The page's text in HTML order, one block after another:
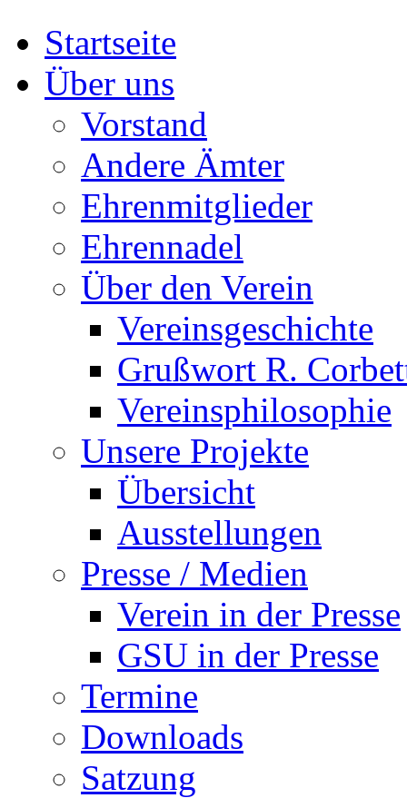
Startseite
Über uns
Vorstand
Andere Ämter
Ehrenmitglieder
Ehrennadel
Über den Verein
Vereinsgeschichte
Grußwort R.
Vereinsphilosophie
Unsere Projekte
Übersicht
Ausstellungen
Presse / Medien
Verein in der Presse
GSU in der Presse
Termine
Downloads
Satzung